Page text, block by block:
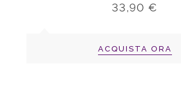
33,90 €
ACQUISTA ORA